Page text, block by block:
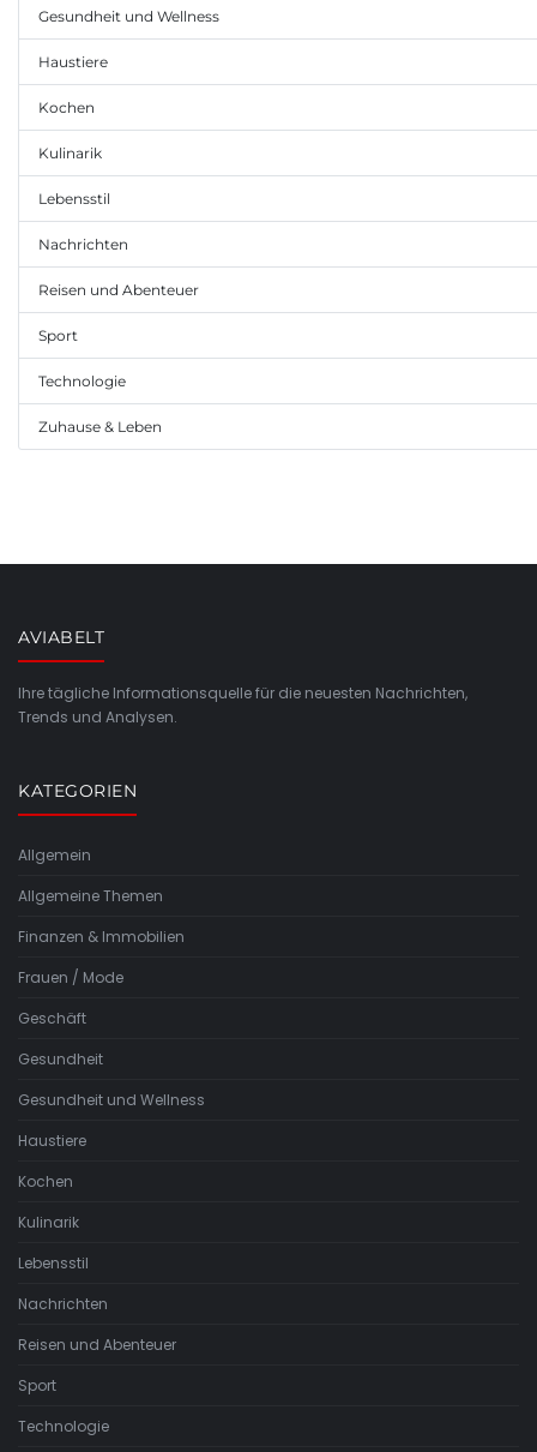
Gesundheit und Wellness
Haustiere
Kochen
Kulinarik
Lebensstil
Nachrichten
Reisen und Abenteuer
Sport
Technologie
Zuhause & Leben
AVIABELT
Ihre tägliche Informationsquelle für die neuesten Nachrichten,
Trends und Analysen.
KATEGORIEN
Allgemein
Allgemeine Themen
Finanzen & Immobilien
Frauen / Mode
Geschäft
Gesundheit
Gesundheit und Wellness
Haustiere
Kochen
Kulinarik
Lebensstil
Nachrichten
Reisen und Abenteuer
Sport
Technologie